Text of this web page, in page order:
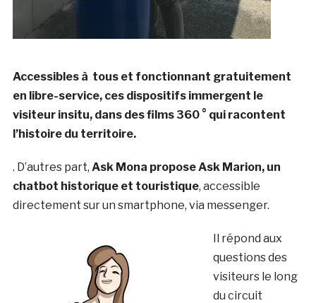
Accessibles à tous et fonctionnant gratuitement
en libre-service, ces dispositifs immergent le
visiteur insitu, dans des films 360 ° qui racontent
l’histoire du territoire.
. D’autres part, Ask Mona propose Ask Marion, un
chatbot historique et touristique, accessible
directement sur un smartphone, via messenger.
Il répond aux
questions des
visiteurs le long
du circuit